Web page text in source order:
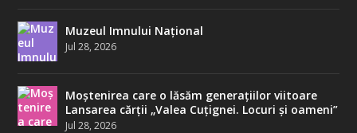
Muzeul Imnului Național
Jul 28, 2026
Moștenirea care o lăsăm generațiilor viitoare
Lansarea cărții „Valea Cuțignei. Locuri și oameni”
Jul 28, 2026